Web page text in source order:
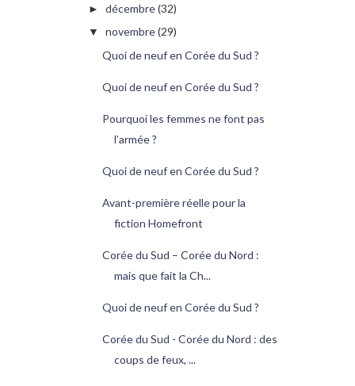
► décembre(32)
▼ novembre(29)
Quoi de neuf en Corée du Sud ?
Quoi de neuf en Corée du Sud ?
Pourquoi les femmes ne font pas
l’armée ?
Quoi de neuf en Corée du Sud ?
Avant-première réelle pour la
fiction Homefront
Corée du Sud – Corée du Nord :
mais que fait la Ch...
Quoi de neuf en Corée du Sud ?
Corée du Sud - Corée du Nord : des
coups de feux, ...